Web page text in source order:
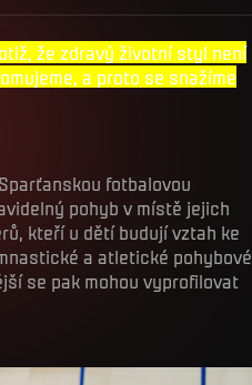
že zdravý životní styl není
a proto se snažíme
fotbalovou
pohyb v místě jejich
kteří u dětí budují vztah ke
a atletické pohybové
se pak mohou vyprofilovat